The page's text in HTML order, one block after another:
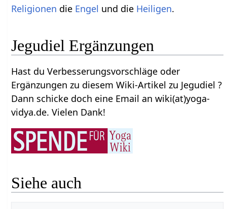
Religionen die Engel und die Heiligen.
Jegudiel Ergänzungen
Hast du Verbesserungsvorschläge oder
Ergänzungen zu diesem Wiki-Artikel zu Jegudiel ?
Dann schicke doch eine Email an wiki(at)yoga-
vidya.de. Vielen Dank!
Siehe auch